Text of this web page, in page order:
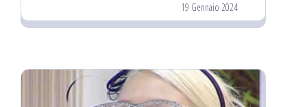
19 Gennaio 2024